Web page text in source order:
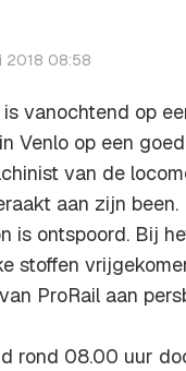
2018 08:58
vanochtend op
Venlo op een
van de
aan zijn been.
is ontspoord. Bij
stoffen
ProRail aan
rond 08.00 uur